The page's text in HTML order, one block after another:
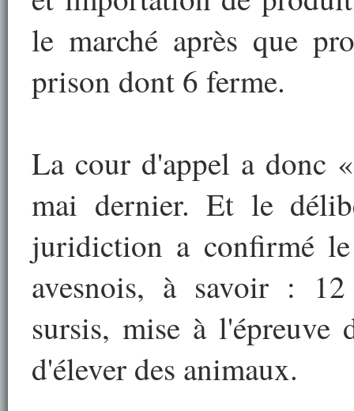
le marché après que
prison dont 6 ferme.
La cour d'appel a donc
mai dernier. Et le
juridiction a confirmé
avesnois, à savoir : 12
sursis, mise à
d'élever des animaux.